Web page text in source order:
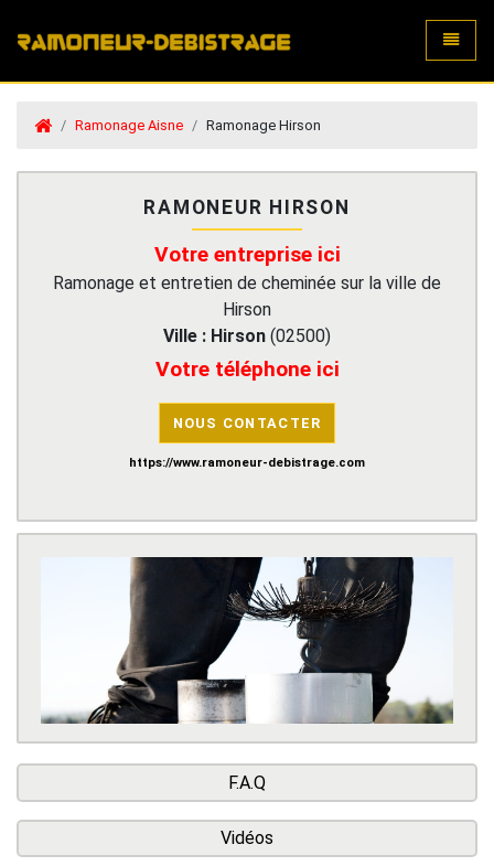
Ramonage Aisne Ramonage Hirson
RAMONEUR HIRSON
Votre entreprise ici
Ramonage et entretien de cheminée sur la ville de
Hirson
Ville : Hirson (02500)
Votre téléphone ici
NOUS CONTACTER
https://www.ramoneur-debistrage.com
F.A.Q
Vidéos